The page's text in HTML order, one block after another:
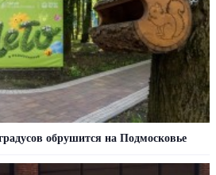
обрушится на Подмосковье